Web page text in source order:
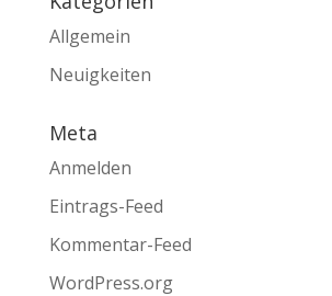
Allgemein
Neuigkeiten
Meta
Anmelden
Eintrags-Feed
Kommentar-Feed
WordPress.org